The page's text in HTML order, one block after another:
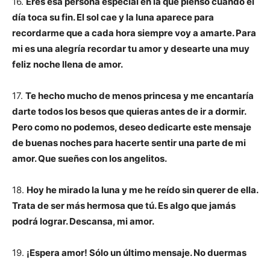
día toca su fin. El sol cae y la luna aparece para
recordarme que a cada hora siempre voy a amarte. Para
mi es una alegría recordar tu amor y desearte una muy
feliz noche llena de amor.
17. Te hecho mucho de menos princesa y me encantaría
darte todos los besos que quieras antes de ir a dormir.
Pero como no podemos, deseo dedicarte este mensaje
de buenas noches para hacerte sentir una parte de mi
amor. Que sueñes con los angelitos.
18. Hoy he mirado la luna y me he reído sin querer de ella.
Trata de ser más hermosa que tú. Es algo que jamás
podrá lograr. Descansa, mi amor.
19. ¡Espera amor! Sólo un último mensaje. No duermas